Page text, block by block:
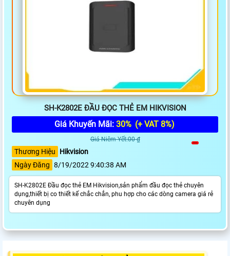
SH-K2802E ĐẦU ĐỌC THẺ EM HIKVISION
Giá Khuyến Mãi: 30% (+ VAT 8%)
Giá Niêm Yết:00 ₫
Thương Hiệu
Hikvision
Ngày Đăng 8/19/2022 9:40:38 AM
SH-K2802E Đầu đọc thẻ EM Hikvision,sản phẩm đầu đọc thẻ chuyên
dụng,thiết bị co thiết kế chắc chắn, phu hợp cho các dòng camera giá rẻ
chuyên dụng